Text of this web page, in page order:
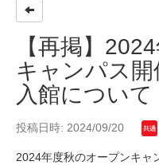
【再掲】
キャンパス
入館について
投稿日時: 2024/09/20
2024年度秋のオープンキャ